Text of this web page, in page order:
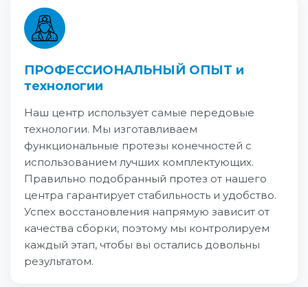
ПРОФЕССИОНАЛЬНЫЙ ОПЫТ и
технологии
Наш центр использует самые передовые
технологии. Мы изготавливаем
функциональные протезы конечностей с
использованием лучших комплектующих.
Правильно подобранный протез от нашего
центра гарантирует стабильность и удобство.
Успех восстановления напрямую зависит от
качества сборки, поэтому мы контролируем
каждый этап, чтобы вы остались довольны
результатом.